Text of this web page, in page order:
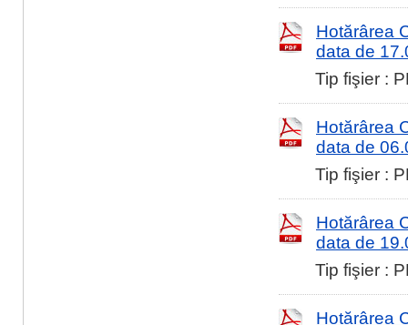
Hotărârea
data de
Tip fişier :
Hotărârea
data de
Tip fişier :
Hotărârea
data de
Tip fişier :
Hotărârea